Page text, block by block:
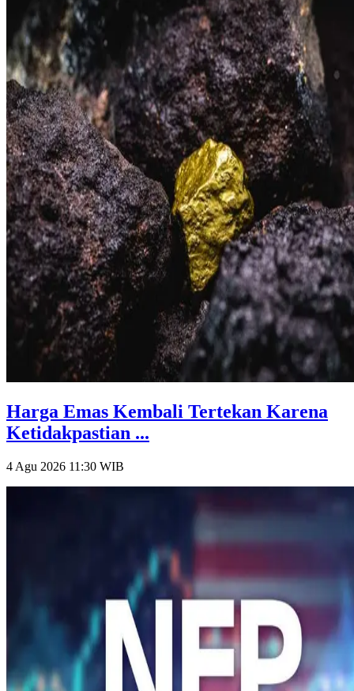
Harga Emas Kembali Tertekan Karena
Ketidakpastian ...
4 Agu 2026 11:30 WIB